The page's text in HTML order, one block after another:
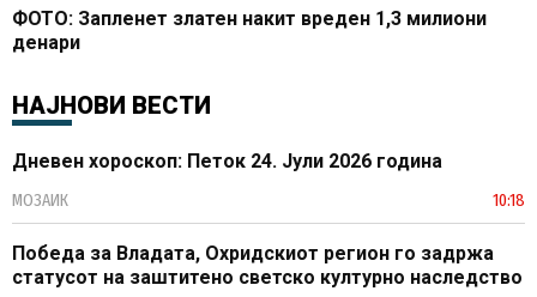
ФОТО: Запленет златен накит вреден 1,3 милиони
денари
НАЈНОВИ ВЕСТИ
Дневен хороскоп: Петок 24. Јули 2026 година
МОЗАИК 10:18
Победа за Владата, Охридскиот регион го задржа
статусот на заштитено светско културно наследство